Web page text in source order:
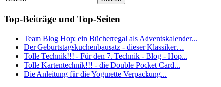
Top-Beiträge und Top-Seiten
Team Blog Hop: ein Bücherregal als Adventskalender...
Der Geburtstagskuchenbausatz - dieser Klassiker…
Tolle Technik!!! - Für den 7. Technik - Blog - Hop...
Tolle Kartentechnik!!! - die Double Pocket Card...
Die Anleitung für die Yogurette Verpackung...